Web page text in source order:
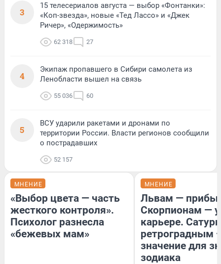
3
15 телесериалов августа — выбор «Фонтанки»:
«Коп-звезда», новые «Тед Лассо» и «Джек
Ричер», «Одержимость»
62 318 27
4
Экипаж пропавшего в Сибири самолета из
Ленобласти вышел на связь
55 036 60
5
ВСУ ударили ракетами и дронами по
территории России. Власти регионов сообщили
о пострадавших
52 157
МНЕНИЕ
«Выбор цвета — часть
жесткого контроля».
Психолог разнесла
«бежевых мам»
МНЕНИЕ
Львам —
Скорпионам —
карьере.
ретроградным
значение для
зодиака